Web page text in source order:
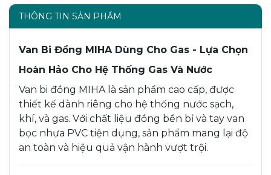
THÔNG TIN SẢN PHẨM
Van Bi Đồng MIHA Dùng Cho Gas - Lựa Chọn
Hoàn Hảo Cho Hệ Thống Gas Và Nước
Van bi đồng MIHA là sản phẩm cao cấp, được
thiết kế dành riêng cho hệ thống nước sạch,
khí, và gas. Với chất liệu đồng bền bỉ và tay van
bọc nhựa PVC tiện dụng, sản phẩm mang lại độ
an toàn và hiệu quả vận hành vượt trội.